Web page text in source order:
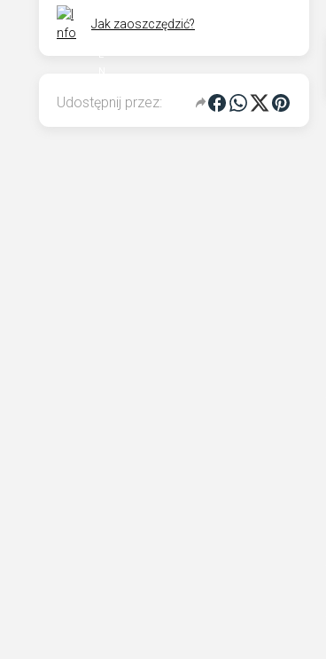
Jak zaoszczędzić?
Udostępnij przez: